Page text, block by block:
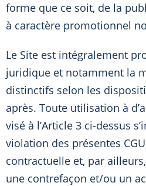
forme que ce soit, de la
à caractère promotionnel
Le Site est intégralement
juridique et notamment la
distinctifs selon les
après. Toute utilisation à
visé à l’Article 3 ci-dessus
violation des présentes
contractuelle et, par
une contrefaçon et/ou un